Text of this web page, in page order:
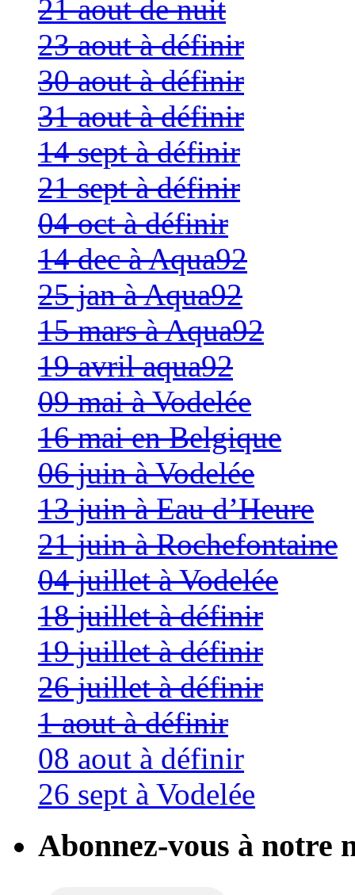
21 aout de nuit
23 aout à définir
30 aout à définir
31 aout à définir
14 sept à définir
21 sept à définir
04 oct à définir
14 dec à Aqua92
25 jan à Aqua92
15 mars à Aqua92
19 avril aqua92
09 mai à Vodelée
16 mai en Belgique
06 juin à Vodelée
13 juin à Eau d’Heure
21 juin à Rochefontaine
04 juillet à Vodelée
18 juillet à définir
19 juillet à définir
26 juillet à définir
1 aout à définir
08 aout à définir
26 sept à Vodelée
Abonnez-vous à notre